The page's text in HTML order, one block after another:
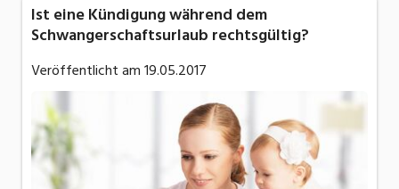
Ist eine Kündigung während dem
Schwangerschaftsurlaub rechtsgültig?
Veröffentlicht am19.05.2017